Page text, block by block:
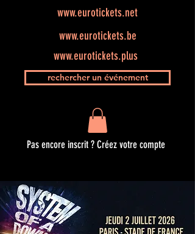
www.eurotickets.net
www.eurotickets.be
www.eurotickets.plus
rechercher un événement
Pas encore inscrit ? Créez votre compte